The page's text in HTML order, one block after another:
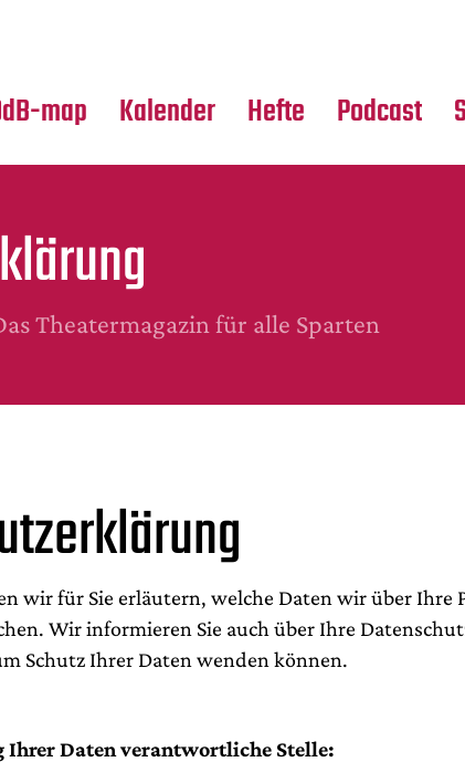
map Kalender Hefte Podcast
Theatermagazin für alle Sparten
wir für Sie erläutern, welche Daten wir über Ihre
Wir informieren Sie auch über Ihre
Schutz Ihrer Daten wenden können.
Ihrer Daten verantwortliche Stelle: